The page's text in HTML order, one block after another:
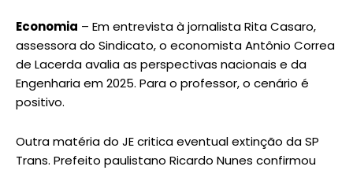
Economia – Em entrevista à jornalista Rita Casaro,
assessora do Sindicato, o economista Antônio Correa
de Lacerda avalia as perspectivas nacionais e da
Engenharia em 2025. Para o professor, o cenário é
positivo.
Outra matéria do JE critica eventual extinção da SP
Trans. Prefeito paulistano Ricardo Nunes confirmou